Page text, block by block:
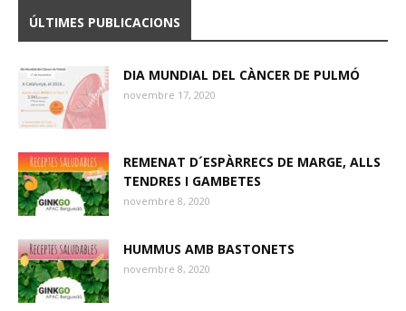
ÚLTIMES PUBLICACIONS
DIA MUNDIAL DEL CÀNCER DE PULMÓ
novembre 17, 2020
REMENAT D´ESPÀRRECS DE MARGE, ALLS
TENDRES I GAMBETES
novembre 8, 2020
HUMMUS AMB BASTONETS
novembre 8, 2020